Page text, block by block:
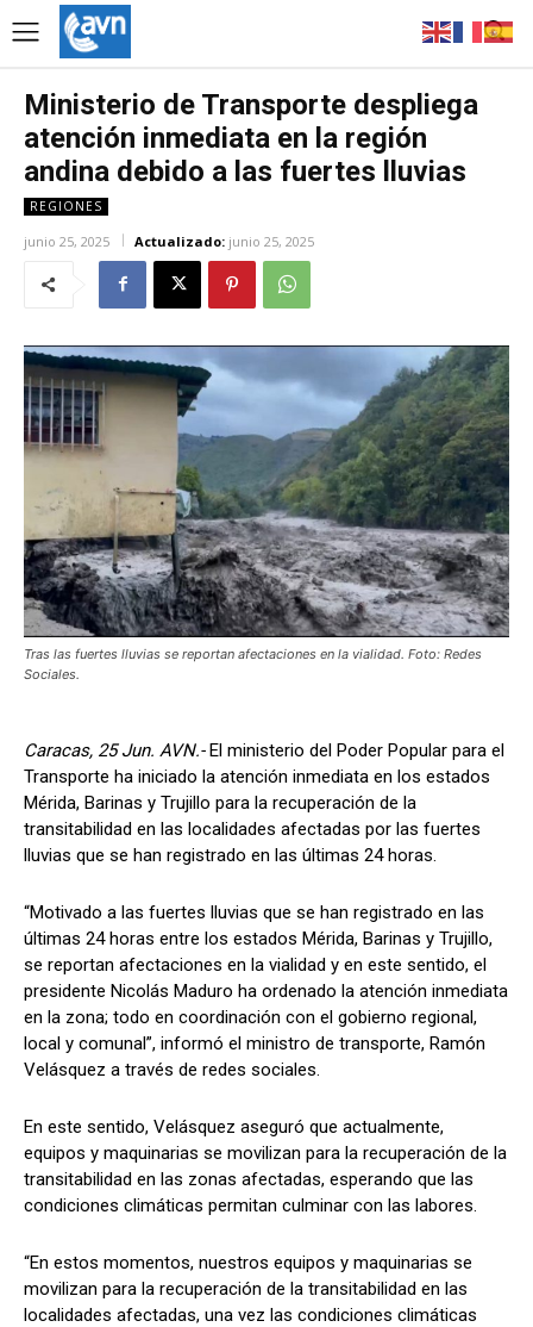
Ministerio de Transporte despliega
atención inmediata en la región
andina debido a las fuertes lluvias
REGIONES
junio 25, 2025 Actualizado: junio 25, 2025
Tras las fuertes lluvias se reportan afectaciones en la vialidad. Foto: Redes
Sociales.
Caracas, 25 Jun. AVN.-El ministerio del Poder Popular para el
Transporte ha iniciado la atención inmediata en los estados
Mérida, Barinas y Trujillo para la recuperación de la
transitabilidad en las localidades afectadas por las fuertes
lluvias que se han registrado en las últimas 24 horas.
“Motivado a las fuertes lluvias que se han registrado en las
últimas 24 horas entre los estados Mérida, Barinas y Trujillo,
se reportan afectaciones en la vialidad y en este sentido, el
presidente Nicolás Maduro ha ordenado la atención inmediata
en la zona; todo en coordinación con el gobierno regional,
local y comunal”, informó el ministro de transporte, Ramón
Velásquez a través de redes sociales.
En este sentido, Velásquez aseguró que actualmente,
equipos y maquinarias se movilizan para la recuperación de la
transitabilidad en las zonas afectadas, esperando que las
condiciones climáticas permitan culminar con las labores.
“En estos momentos, nuestros equipos y maquinarias se
movilizan para la recuperación de la transitabilidad en las
localidades afectadas, una vez las condiciones climáticas